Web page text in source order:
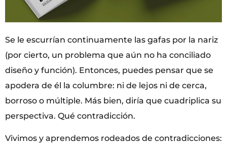
Se le escurrían continuamente las gafas por la nariz
(por cierto, un problema que aún no ha conciliado
diseño y función). Entonces, puedes pensar que se
apodera de él la columbre: ni de lejos ni de cerca,
borroso o múltiple. Más bien, diría que cuadriplica su
perspectiva. Qué contradicción.
Vivimos y aprendemos rodeados de contradicciones: